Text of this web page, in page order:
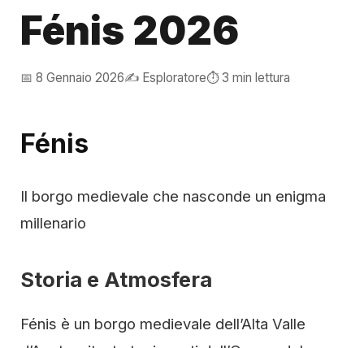
Fénis 2026
📅 8 Gennaio 2026✍️ Esploratore⏱️ 3 min lettura
Fénis
Il borgo medievale che nasconde un enigma
millenario
Storia e Atmosfera
Fénis è un borgo medievale dell’Alta Valle